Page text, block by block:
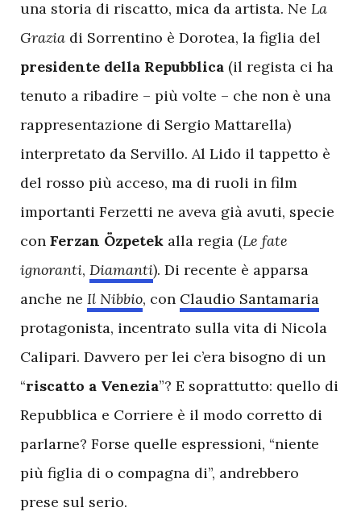
una storia di riscatto, mica da artista. Ne La
Grazia di Sorrentino è Dorotea, la figlia del
presidente della Repubblica (il regista ci ha
tenuto a ribadire – più volte – che non è una
rappresentazione di Sergio Mattarella)
interpretato da Servillo. Al Lido il tappetto è
del rosso più acceso, ma di ruoli in film
importanti Ferzetti ne aveva già avuti, specie
con Ferzan Özpetek alla regia (Le fate
ignoranti, Diamanti). Di recente è apparsa
anche ne Il Nibbio, con Claudio Santamaria
protagonista, incentrato sulla vita di Nicola
Calipari. Davvero per lei c’era bisogno di un
“riscatto a Venezia”? E soprattutto: quello di
Repubblica e Corriere è il modo corretto di
parlarne? Forse quelle espressioni, “niente
più figlia di o compagna di”, andrebbero
prese sul serio.